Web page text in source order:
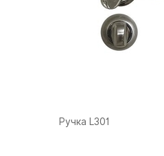
Ручка L301